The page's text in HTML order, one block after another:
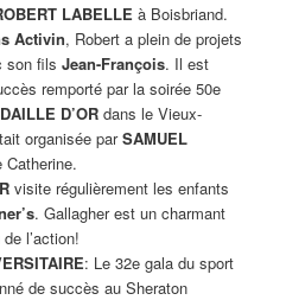
LABELLE à Boisbriand.
Activin, Robert a plein de projets
son fils Jean-François. Il est
remporté par la soirée 50e
D’ORdans le Vieux-
organisée parSAMUEL
Catherine.
visite régulièrement les enfants
. Gallagher est un charmant
l’action!
: Le 32e gala du sport
de succès au Sheraton